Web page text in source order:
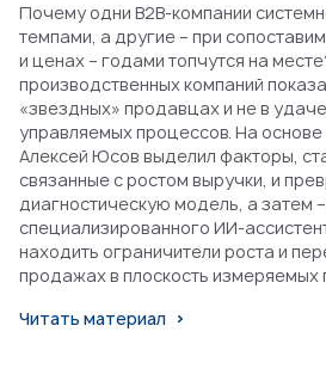
Почему одни B2B-компании
темпами, а другие – при
и ценах – годами топчутся на
производственных компаний
«звездных» продавцах и не в
управляемых процессов. На
Алексей Юсов выделил факторы,
связанные с ростом выручки, и
диагностическую модель, а затем
специализированного ИИ-
находить ограничители роста и
продажах в плоскость измеряемых
Читать материал